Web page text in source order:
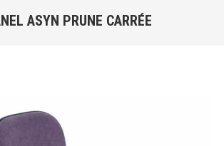
ASYN PRUNE CARRÉE